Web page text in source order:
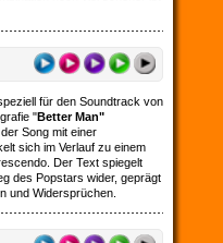
für den Soundtrack von
"Better Man"
Song mit einer
sich im Verlauf zu einem
Der Text spiegelt
des Popstars wider, geprägt
und Widersprüchen.